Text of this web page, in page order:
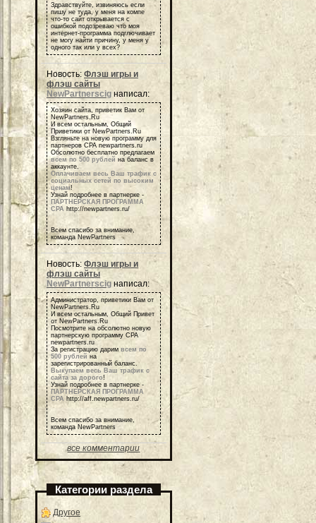
Здравствуйте, извиняюсь если
пишу не туда, у меня на компе
что-то сайт открывается с
ошибкой подозреваю что моя
интернет-программа подглючивает
не могу найти причину, у меня у
одного так или у всех?
Новость: Флэш игры и
флэш сайты
NewPartnerscig написал:
Хозяин сайта, приветик Вам от
NewPartners.Ru
И всем остальным, Общий
Приветики от NewPartners.Ru
Взгляньте на новую программу для
партнеров СРА newpartners.ru
Обсолютно бесплатно предлагаем
всем по 500 рублей на баланс в
аккаунте.
Оплачиваем весь Ваш трафик с
социальных сетей по высоким
ценам!
Узнай подробнее в партнерке -
ПАРТНЕРСКАЯ ПРОГРАММА
СРА http://newpartners.ru/
Всем спасибо за внимание,
команда NewPartners
Новость: Флэш игры и
флэш сайты
NewPartnerscig написал:
Администратор, приветики Вам от
NewPartners.Ru
И всем остальным, Общий Привет
от NewPartners.Ru
Посмотрите на обсолютно новую
партнерскую программу СРА
newpartners.ru
За регистрацию дарим всем по
500 рублей на
зарегистрированный баланс.
Выкупаем весь Ваш трафик с
сайта за дорого!
Узнай подробнее в партнерке -
ПАРТНЕРСКАЯ ПРОГРАММА
СРА http://aff.newpartners.ru/
Всем спасибо за внимание,
команда NewPartners
все комментарии
Категории раздела
Другое